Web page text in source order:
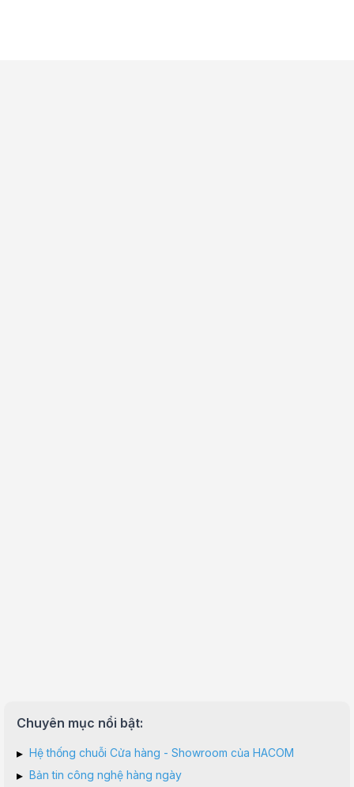
Chuyên mục nổi bật:
▸ Hệ thống chuỗi Cửa hàng - Showroom của HACOM
▸ Bản tin công nghệ hàng ngày